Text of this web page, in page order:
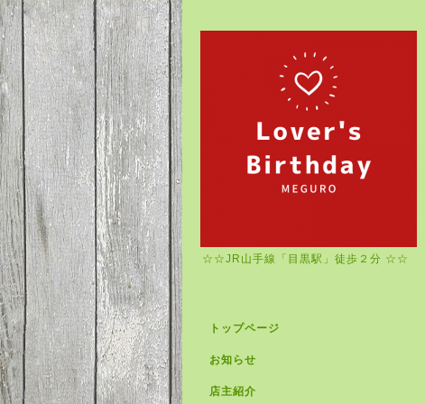
☆☆JR山手線「目黒駅」徒歩２分 ☆☆
トップページ
お知らせ
店主紹介